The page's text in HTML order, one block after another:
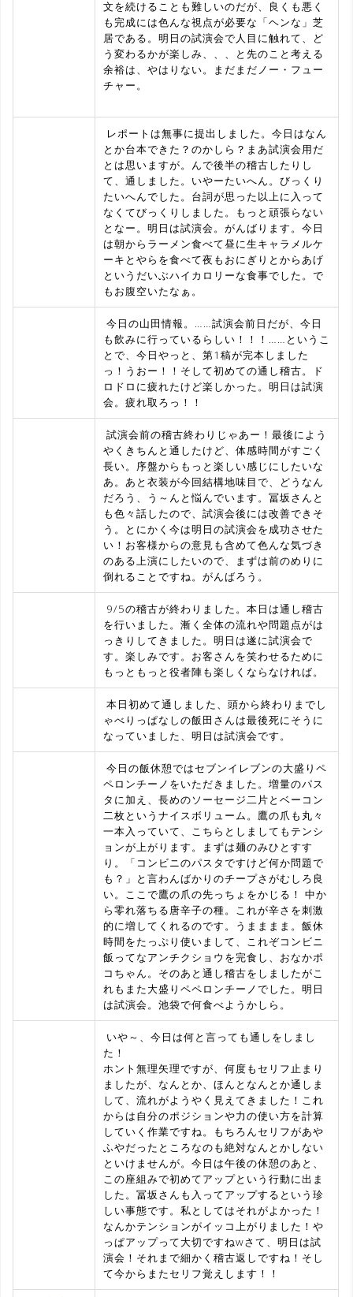
文を続けることも難しいのだが、良くも悪く
も完成には色んな視点が必要な「ヘンな」芝
居である。明日の試演会で人目に触れて、ど
う変わるかが楽しみ、、、と先のこと考える
余裕は、やはりない。まだまだノー・フュー
チャー。
レポートは無事に提出しました。今日はなん
とか台本できた？のかしら？まあ試演会用だ
とは思いますが。んで後半の稽古したりし
て、通しました。いやーたいへん。びっくり
たいへんでした。台詞が思った以上に入って
なくてびっくりしました。もっと頑張らない
となー。明日は試演会。がんばります。今日
は朝からラーメン食べて昼に生キャラメルケ
ーキとやらを食べて夜もおにぎりとからあげ
というだいぶハイカロリーな食事でした。で
もお腹空いたなぁ。
今日の山田情報。……試演会前日だが、今日
も飲みに行っているらしい！！！……というこ
とで、今日やっと、第1稿が完本しました
っ！うおー！！そして初めての通し稽古。ド
ロドロに疲れたけど楽しかった。明日は試演
会。疲れ取ろっ！！
試演会前の稽古終わりじゃあー！最後によう
やくきちんと通したけど、体感時間がすごく
長い。序盤からもっと楽しい感じにしたいな
あ。あと衣装が今回結構地味目で、どうなん
だろう、う～んと悩んでいます。冨坂さんと
も色々話したので、試演会後には改善できそ
う。とにかく今は明日の試演会を成功させた
い！お客様からの意見も含めて色んな気づき
のある上演にしたいので、まずは前のめりに
倒れることですね。がんばろう。
9/5の稽古が終わりました。本日は通し稽古
を行いました。漸く全体の流れや問題点がは
っきりしてきました。明日は遂に試演会で
す。楽しみです。お客さんを笑わせるために
もっともっと役者陣も楽しくならなければ。
本日初めて通しました、頭から終わりまでし
ゃべりっぱなしの飯田さんは最後死にそうに
なっていました、明日は試演会です。
今日の飯休憩ではセブンイレブンの大盛りペ
ペロンチーノをいただきました。増量のパス
タに加え、長めのソーセージ二片とベーコン
二枚というナイスボリューム。鷹の爪も丸々
一本入っていて、こちらとしましてもテンシ
ョンが上がります。まずは麺のみひとすす
り。「コンビニのパスタですけど何か問題で
も？」と言わんばかりのチープさがむしろ良
い。ここで鷹の爪の先っちょをかじる！ 中か
ら零れ落ちる唐辛子の種。これが辛さを刺激
的に増してくれるのです。うまままま。飯休
時間をたっぷり使いまして、これぞコンビニ
飯ってなアンチクショウを完食し、おなかポ
コちゃん。そのあと通し稽古をしましたがこ
れもまた大盛りペペロンチーノでした。明日
は試演会。池袋で何食べようかしら。
いや～、今日は何と言っても通しをしまし
た！
ホント無理矢理ですが、何度もセリフ止まり
ましたが、なんとか、ほんとなんとか通しま
して、流れがようやく見えてきました！これ
からは自分のポジションや力の使い方を計算
していく作業ですね。もちろんセリフがあや
ふやだったところなのも絶対なんとかしない
といけませんが。今日は午後の休憩のあと、
この座組みで初めてアップという行動に出ま
した。冨坂さんも入ってアップするという珍
しい事態です。私としてはそれがよかった！
なんかテンションがイッコ上がりました！や
っぱアップって大切ですねwさて、明日は試
演会！それまで細かく稽古返しですね！そし
て今からまたセリフ覚えします！！